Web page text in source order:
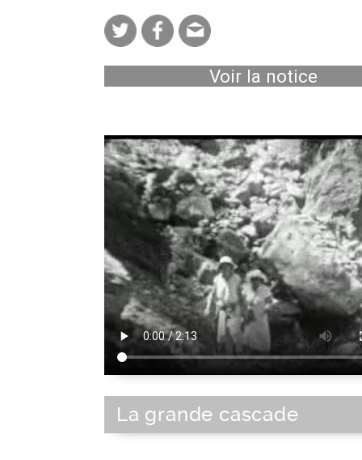
Voir la notice
La grande cascade